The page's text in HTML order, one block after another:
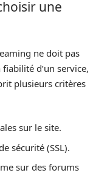
une
ne doit pas
d’un service,
plusieurs critères
sur le site.
sécurité (SSL).
sur des forums